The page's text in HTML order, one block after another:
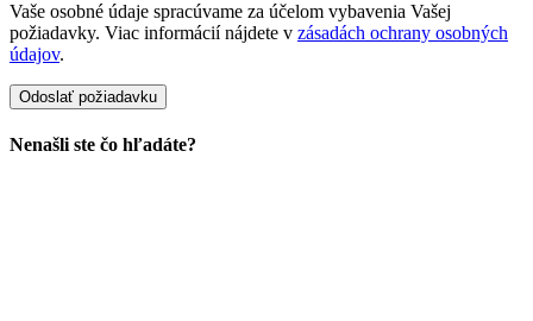
Vaše osobné údaje spracúvame za účelom vybavenia Vašej
požiadavky. Viac informácií nájdete v zásadách ochrany osobných
údajov.
Nenašli ste čo hľadáte?